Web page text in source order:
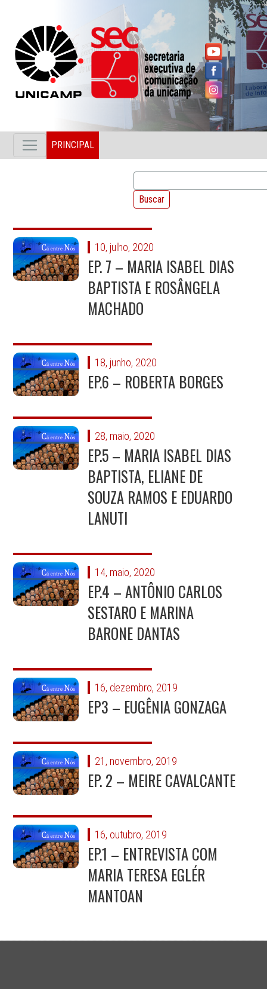
PRINCIPAL
10, julho, 2020
EP. 7 – MARIA ISABEL DIAS
BAPTISTA E ROSÂNGELA
MACHADO
18, junho, 2020
EP.6 – ROBERTA BORGES
28, maio, 2020
EP.5 – MARIA ISABEL DIAS
BAPTISTA, ELIANE DE
SOUZA RAMOS E EDUARDO
LANUTI
14, maio, 2020
EP.4 – ANTÔNIO CARLOS
SESTARO E MARINA
BARONE DANTAS
16, dezembro, 2019
EP3 – EUGÊNIA GONZAGA
21, novembro, 2019
EP. 2 – MEIRE CAVALCANTE
16, outubro, 2019
EP.1 – ENTREVISTA COM
MARIA TERESA EGLÉR
MANTOAN